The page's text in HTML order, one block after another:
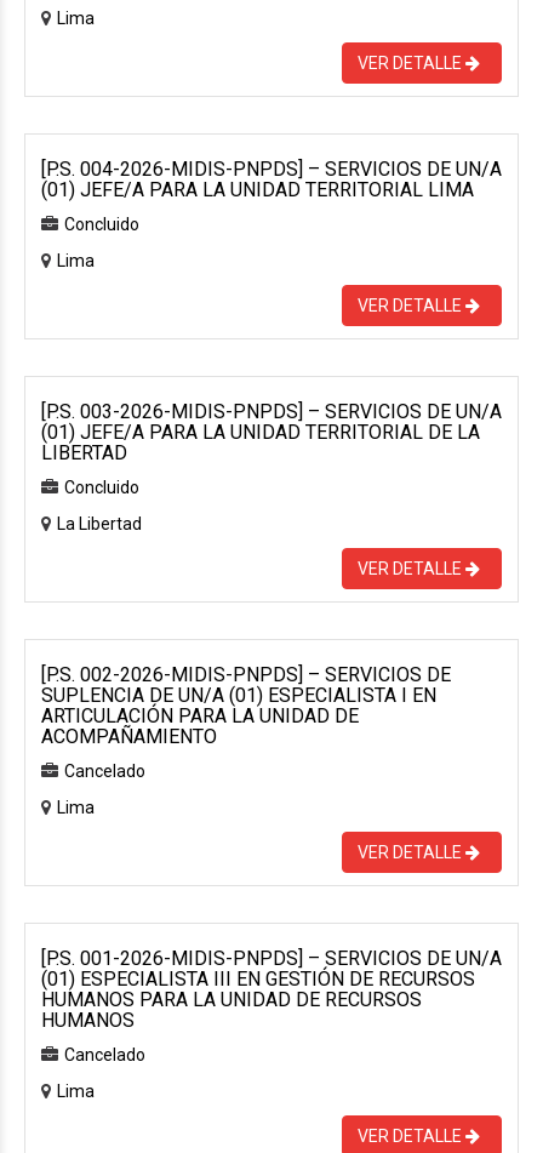
Lima
VER DETALLE
[P.S. 004-2026-MIDIS-PNPDS] – SERVICIOS DE UN/A
(01) JEFE/A PARA LA UNIDAD TERRITORIAL LIMA
Concluido
Lima
VER DETALLE
[P.S. 003-2026-MIDIS-PNPDS] – SERVICIOS DE UN/A
(01) JEFE/A PARA LA UNIDAD TERRITORIAL DE LA
LIBERTAD
Concluido
La Libertad
VER DETALLE
[P.S. 002-2026-MIDIS-PNPDS] – SERVICIOS DE
SUPLENCIA DE UN/A (01) ESPECIALISTA I EN
ARTICULACIÓN PARA LA UNIDAD DE
ACOMPAÑAMIENTO
Cancelado
Lima
VER DETALLE
[P.S. 001-2026-MIDIS-PNPDS] – SERVICIOS DE UN/A
(01) ESPECIALISTA III EN GESTIÓN DE RECURSOS
HUMANOS PARA LA UNIDAD DE RECURSOS
HUMANOS
Cancelado
Lima
VER DETALLE